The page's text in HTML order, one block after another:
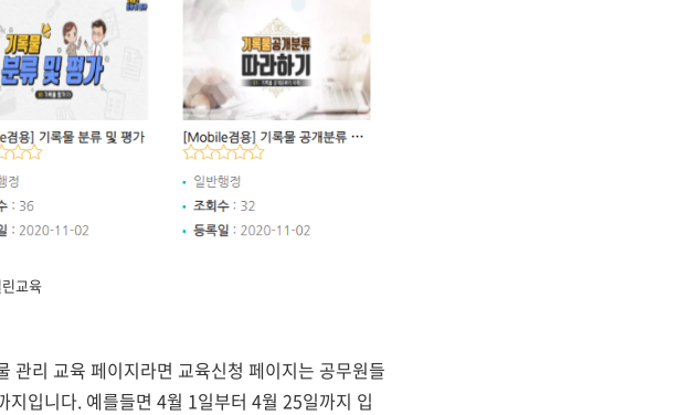
교육
관리 교육 페이지라면 교육신청 페이지는 공무원들
입니다. 예를들면 4월 1일부터 4월 25일까지 입